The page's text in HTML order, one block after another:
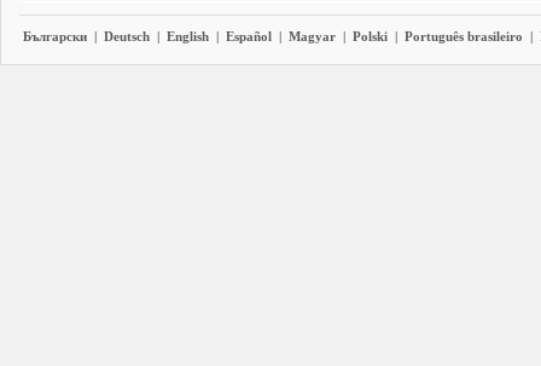
Български | Deutsch | English | Español | Magyar | Polski | Português brasileiro |